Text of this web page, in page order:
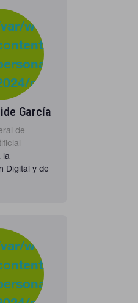
www/clients/
plugins/
García
de
la
Digital y de
www/clients/
plugins/